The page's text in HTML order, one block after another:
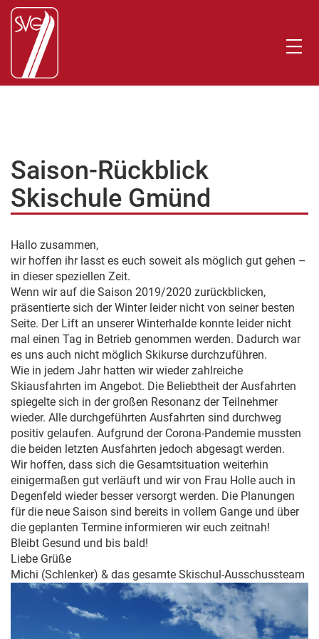
Saison-Rückblick
Skischule Gmünd
Hallo zusammen,
wir hoffen ihr lasst es euch soweit als möglich gut gehen –
in dieser speziellen Zeit.
Wenn wir auf die Saison 2019/2020 zurückblicken,
präsentierte sich der Winter leider nicht von seiner besten
Seite. Der Lift an unserer Winterhalde konnte leider nicht
mal einen Tag in Betrieb genommen werden. Dadurch war
es uns auch nicht möglich Skikurse durchzuführen.
Wie in jedem Jahr hatten wir wieder zahlreiche
Skiausfahrten im Angebot. Die Beliebtheit der Ausfahrten
spiegelte sich in der großen Resonanz der Teilnehmer
wieder. Alle durchgeführten Ausfahrten sind durchweg
positiv gelaufen. Aufgrund der Corona-Pandemie mussten
die beiden letzten Ausfahrten jedoch abgesagt werden.
Wir hoffen, dass sich die Gesamtsituation weiterhin
einigermaßen gut verläuft und wir von Frau Holle auch in
Degenfeld wieder besser versorgt werden. Die Planungen
für die neue Saison sind bereits in vollem Gange und über
die geplanten Termine informieren wir euch zeitnah!
Bleibt Gesund und bis bald!
Liebe Grüße
Michi (Schlenker) & das gesamte Skischul-Ausschussteam